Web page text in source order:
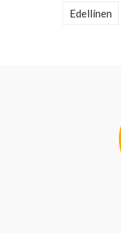
Edellinen